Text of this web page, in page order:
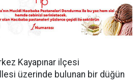
Kayapınar ilçesi
üzerinde bulunan bir düğün